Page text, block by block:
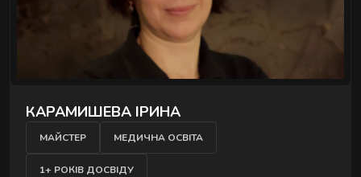
КАРАМИШЕВА ІРИНА
МАЙСТЕР МЕДИЧНА ОСВІТА
1+ РОКІВ ДОСВІДУ